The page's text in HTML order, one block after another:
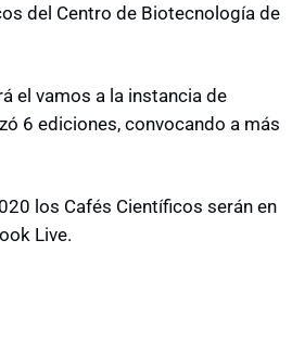
del Centro de Biotecnología de
el vamos a la instancia de
6 ediciones, convocando a más
los Cafés Científicos serán en
Live.